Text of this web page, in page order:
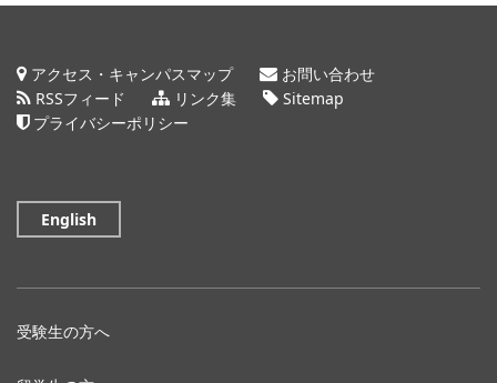
アクセス・キャンパスマップ
お問い合わせ
RSSフィード
リンク集
Sitemap
プライバシーポリシー
English
受験生の方へ